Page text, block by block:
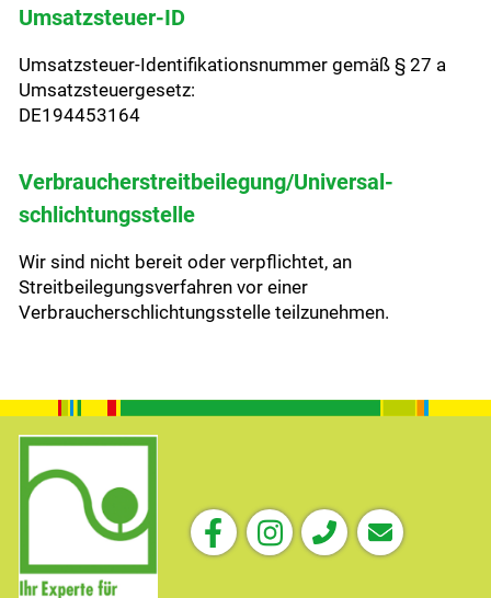
Umsatzsteuer-ID
Umsatzsteuer-Identifikationsnummer gemäß § 27 a
Umsatzsteuergesetz:
DE194453164
Verbraucher­streit­beilegung/Universal­
schlichtungs­stelle
Wir sind nicht bereit oder verpflichtet, an
Streitbeilegungsverfahren vor einer
Verbraucherschlichtungsstelle teilzunehmen.